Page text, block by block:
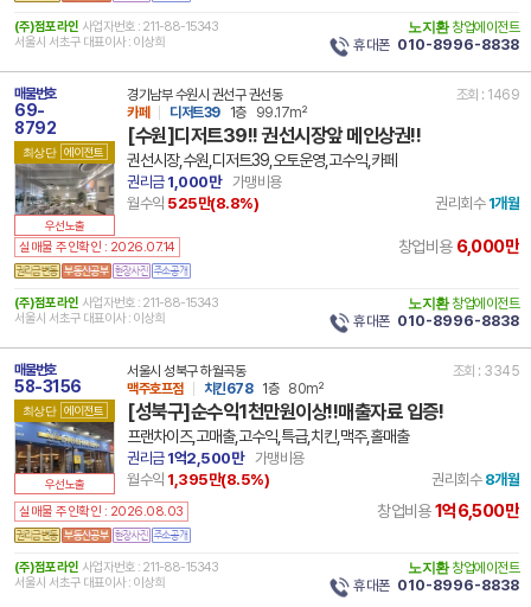
(주)점포라인 사업자번호 : 211-88-15343
서울시 서초구 대표이사 : 이상희
노지환 창업에이전트
휴대폰 010-8996-8838
매물번호
69-
8792
최상단 에이전트
우선노출
경기남부 수원시 권선구 권선동
조회 : 1469
카페
디저트39 1층 99.17m²
[수원]디저트39!! 권선시장앞 메인상권!!
권선시장,수원,디저트39,오토운영,고수익,카페
권리금1,000만
가맹비용
월수익 525만(8.8%) 권리회수 1개월
실매물 주인확인 : 2026.07.14 창업비용 6,000만
(주)점포라인 사업자번호 : 211-88-15343
서울시 서초구 대표이사 : 이상희
노지환 창업에이전트
휴대폰 010-8996-8838
매물번호
58-3156
최상단 에이전트
우선노출
서울시 성북구 하월곡동
조회 : 3345
맥주호프점
치킨678 1층 80m²
[성북구]순수익1천만원이상!!매출자료 입증!
프랜차이즈,고매출,고수익,특급,치킨,맥주,홀매출
권리금1억2,500만
가맹비용
월수익 1,395만(8.5%) 권리회수 8개월
실매물 주인확인 : 2026.08.03 창업비용1억6,500만
(주)점포라인 사업자번호 : 211-88-15343
서울시 서초구 대표이사 : 이상희
노지환 창업에이전트
휴대폰 010-8996-8838